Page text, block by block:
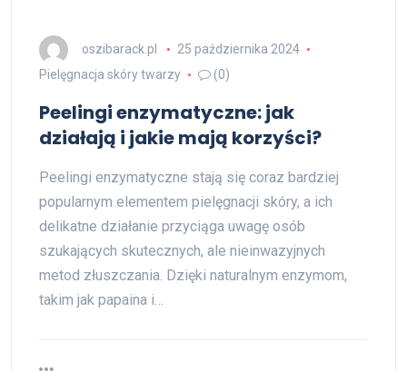
oszibarack.pl
25 października 2024
Pielęgnacja skóry twarzy
(0)
Peelingi enzymatyczne: jak
działają i jakie mają korzyści?
Peelingi enzymatyczne stają się coraz bardziej
popularnym elementem pielęgnacji skóry, a ich
delikatne działanie przyciąga uwagę osób
szukających skutecznych, ale nieinwazyjnych
metod złuszczania. Dzięki naturalnym enzymom,
takim jak papaina i…